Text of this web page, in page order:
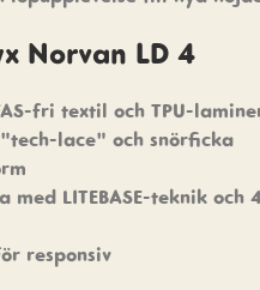
Norvan LD 4
fri textil och TPU-
lace" och snörficka
LITEBASE-teknik och
responsiv